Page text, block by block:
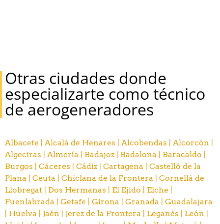
Otras ciudades donde
especializarte como técnico
de aerogeneradores
Albacete | Alcalá de Henares | Alcobendas | Alcorcón |
Algeciras | Almería | Badajoz | Badalona | Baracaldo |
Burgos | Cáceres | Cádiz | Cartagena | Castelló de la
Plana | Ceuta | Chiclana de la Frontera | Cornellá de
Llobregat | Dos Hermanas | El Ejido | Elche |
Fuenlabrada | Getafe | Girona | Granada | Guadalajara
Huelva | Jaén | Jerez de la Frontera | Leganés | León |